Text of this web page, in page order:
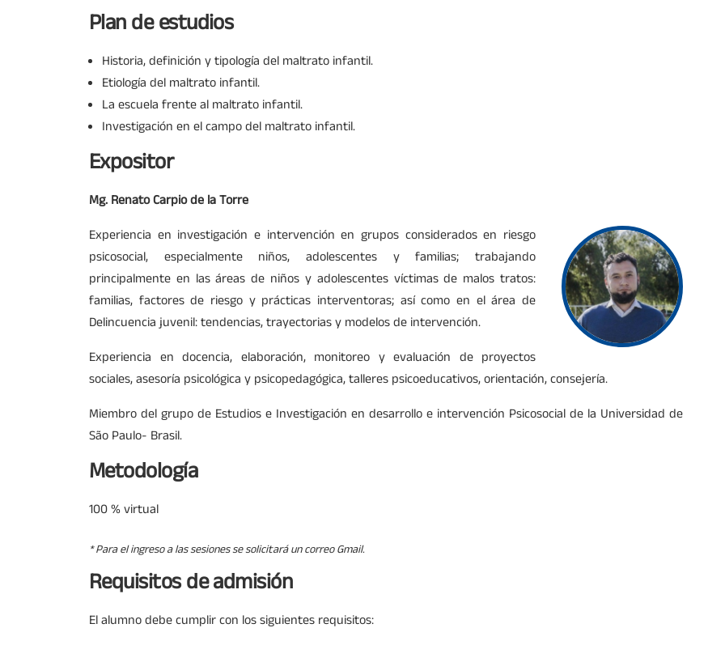
Plan de estudios
Historia, definición y tipología del maltrato infantil.
Etiología del maltrato infantil.
La escuela frente al maltrato infantil.
Investigación en el campo del maltrato infantil.
Expositor
Mg. Renato Carpio de la Torre
Experiencia en investigación e intervención en grupos considerados en riesgo
psicosocial, especialmente niños, adolescentes y familias; trabajando
principalmente en las áreas de niños y adolescentes víctimas de malos tratos:
familias, factores de riesgo y prácticas interventoras; así como en el área de
Delincuencia juvenil: tendencias, trayectorias y modelos de intervención.
Experiencia en docencia, elaboración, monitoreo y evaluación de proyectos
sociales, asesoría psicológica y psicopedagógica, talleres psicoeducativos, orientación, consejería.
Miembro del grupo de Estudios e Investigación en desarrollo e intervención Psicosocial de la Universidad de
São Paulo- Brasil.
Metodología
100 % virtual
* Para el ingreso a las sesiones se solicitará un correo Gmail.
Requisitos de admisión
El alumno debe cumplir con los siguientes requisitos: